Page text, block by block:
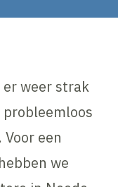
weer strak
een
we